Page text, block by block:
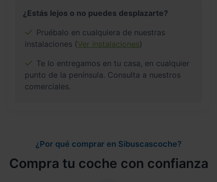
¿Estás lejos o no puedes desplazarte?
Pruébalo en cualquiera de nuestras
instalaciones (Ver instalaciones)
Te lo entregamos en tu casa, en cualquier
punto de la península. Consulta a nuestros
comerciales.
¿Por qué comprar en Sibuscascoche?
Compra tu coche con confianza